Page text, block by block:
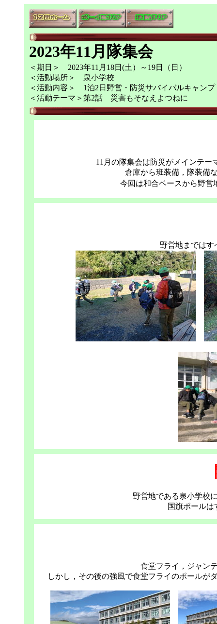
2023年11月隊集会
＜期日＞ 2023年11月18日(土）～19日（日）
＜活動場所＞ 泉小学校
＜活動内容＞ 1泊2日野営・防災サバイバルキャンプ
＜活動テーマ＞第2話 災害もそなえよつねに
11月の隊集会は防災がメインテー
倉庫から班装備，隊装備
今回は和合ベースから野営
野営地まではす
野営地である泉小学校
国旗ポール
食堂フライ，ジャン
しかし，その後の強風で食堂フライのポールが